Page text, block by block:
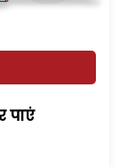
पाएं